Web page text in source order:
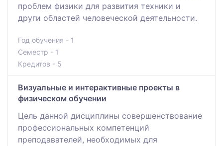
проблем физики для развития техники и
други областей человеческой деятельности.
Год обучения - 1
Семестр - 1
Кредитов - 5
Визуальные и интерактивные проекты в
физическом обучении
Цель данной дисциплины совершенствование
профессиональных компетенций
преподавателей, необходимых для